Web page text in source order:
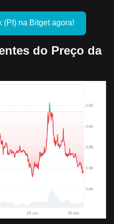
(PI) na Bitget agora!
do Preço da